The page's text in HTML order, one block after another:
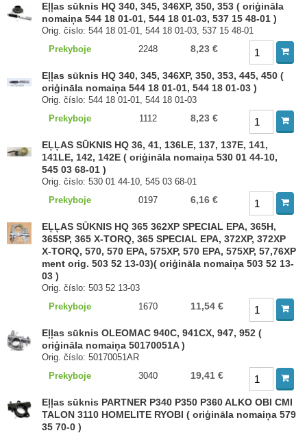
Eļļas sūknis HQ 340, 345, 346XP, 350, 353 ( oriģināla
nomaiņa 544 18 01-01, 544 18 01-03, 537 15 48-01 )
Orig. číslo: 544 18 01-01, 544 18 01-03, 537 15 48-01
Prekyboje
2248 8,23 €
Eļļas sūknis HQ 340, 345, 346XP, 350, 353, 445, 450 (
oriģināla nomaiņa 544 18 01-01, 544 18 01-03 )
Orig. číslo: 544 18 01-01, 544 18 01-03
Prekyboje
1112 8,23 €
EĻĻAS SŪKNIS HQ 36, 41, 136LE, 137, 137E, 141,
141LE, 142, 142E ( oriģināla nomaiņa 530 01 44-10,
545 03 68-01 )
Orig. číslo: 530 01 44-10, 545 03 68-01
Prekyboje
0197 6,16 €
EĻĻAS SŪKNIS HQ 365 362XP SPECIAL EPA, 365H,
365SP, 365 X-TORQ, 365 SPECIAL EPA, 372XP, 372XP
X-TORQ, 570, 570 EPA, 575XP, 570 EPA, 575XP, 57,76XP
ment orig. 503 52 13-03)( oriģināla nomaiņa 503 52 13-
03 )
Orig. číslo: 503 52 13-03
Prekyboje
1670 11,54 €
Eļļas sūknis OLEOMAC 940C, 941CX, 947, 952 (
oriģināla nomaiņa 50170051A )
Orig. číslo: 50170051AR
Prekyboje
3040 19,41 €
Eļļas sūknis PARTNER P340 P350 P360 ALKO OBI CMI
TALON 3110 HOMELITE RYOBI ( oriģināla nomaiņa 579
35 70-0 )